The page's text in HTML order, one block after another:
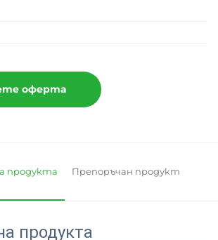
оферта
продукта Препоръчан продукт
продукта